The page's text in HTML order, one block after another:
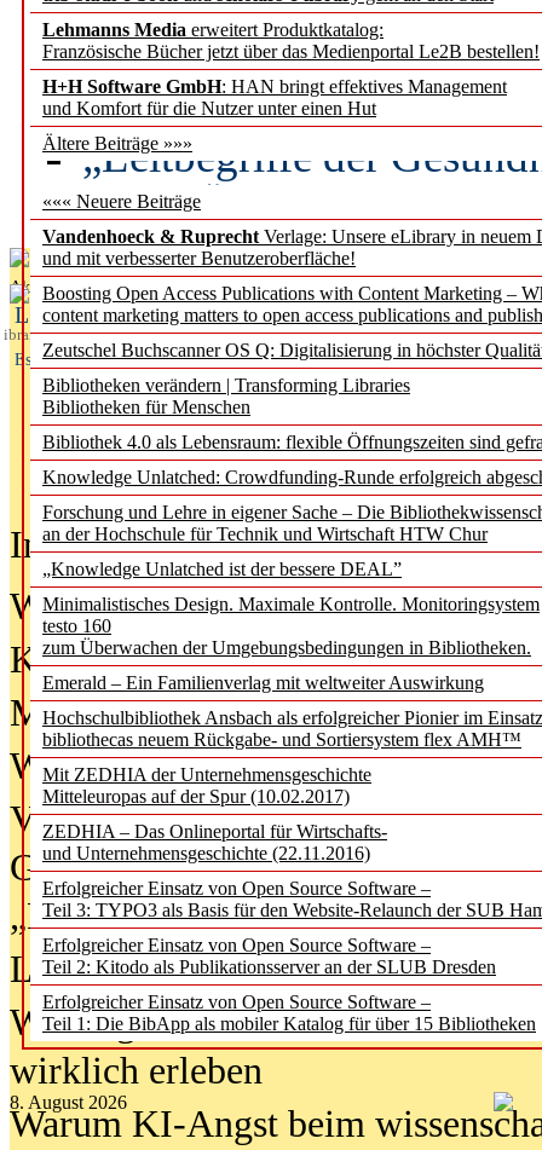
Lehmanns Media erweitert Produktkatalog:
Französische Bücher jetzt über das Medienportal Le2B bestellen!
H+H Software GmbH: HAN bringt effektives Management
und Komfort für die Nutzer unter einen Hut
Ältere Beiträge »»»
««« Neuere Beiträge
Vandenhoeck & Ruprecht Verlage: Unsere eLibrary in neuem
und mit verbesserter Benutzeroberfläche!
Boosting Open Access Publications with Content Marketing –
content marketing matters to open access publications and
Zeutschel Buchscanner OS Q: Digitalisierung in höchster
Bibliotheken verändern | Transforming Libraries
Bibliotheken für Menschen
Bibliothek 4.0 als Lebensraum: flexible Öffnungszeiten sind
Knowledge Unlatched: Crowdfunding-Runde erfolgreich
Forschung und Lehre in eigener Sache – Die
an der Hochschule für Technik und Wirtschaft HTW Chur
„Knowledge Unlatched ist der bessere DEAL”
Minimalistisches Design. Maximale Kontrolle. Monitoringsystem
testo 160
zum Überwachen der Umgebungsbedingungen in Bibliotheken.
Emerald – Ein Familienverlag mit weltweiter Auswirkung
Hochschulbibliothek Ansbach als erfolgreicher Pionier im
bibliothecas neuem Rückgabe- und Sortiersystem flex AMH™
Mit ZEDHIA der Unternehmensgeschichte
Mitteleuropas auf der Spur (10.02.2017)
ZEDHIA – Das Onlineportal für Wirtschafts-
und Unternehmensgeschichte (22.11.2016)
Erfolgreicher Einsatz von Open Source Software –
Teil 3: TYPO3 als Basis für den Website-Relaunch der SUB
Erfolgreicher Einsatz von Open Source Software –
Teil 2: Kitodo als Publikationsserver an der SLUB Dresden
Erfolgreicher Einsatz von Open Source Software –
Teil 1: Die BibApp als mobiler Katalog für über 15 Bibliotheken
8. August 2026
Künstliche Intelligenz
besser zu verstehen
„Leitbegriffe der
des BIÖG erscheinen
Aktuelles aus
L
ibrary
Essentials
In der Ausgabe06/2026(August
Was Hochschul­bibliotheken von
Kinder in der digitalen Welt
Metadaten als Infrastruktur
Wenn Bots katalogisieren
Von Abschlusskleidern bis
Geisterjagd-Ausrüstung in der
„Library of Things“ unterwegs
Lesen als Infrastrukturaufgabe
Wie Jugendliche Social Media
wirklich erleben
Warum KI-Angst beim